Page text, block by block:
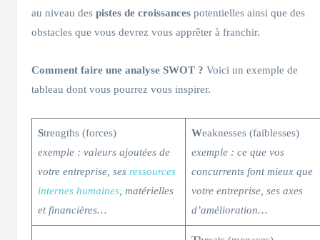
au niveau des pistes de croissances potentielles ainsi que des
obstacles que vous devrez vous apprêter à franchir.
Comment faire une analyse SWOT ? Voici un exemple de
tableau dont vous pourrez vous inspirer.
Strengths (forces)
exemple : valeurs ajoutées de
votre entreprise, ses ressources
internes humaines, matérielles
et financières…
Weaknesses (faiblesses)
exemple : ce que vos
concurrents font mieux que
votre entreprise, ses axes
d’amélioration…